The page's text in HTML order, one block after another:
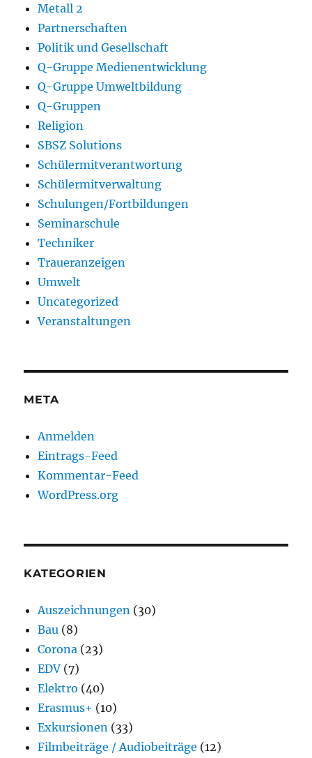
Metall 2
Partnerschaften
Politik und Gesellschaft
Q-Gruppe Medienentwicklung
Q-Gruppe Umweltbildung
Q-Gruppen
Religion
SBSZ Solutions
Schülermitverantwortung
Schülermitverwaltung
Schulungen/Fortbildungen
Seminarschule
Techniker
Traueranzeigen
Umwelt
Uncategorized
Veranstaltungen
META
Anmelden
Eintrags-Feed
Kommentar-Feed
WordPress.org
KATEGORIEN
Auszeichnungen (30)
Bau (8)
Corona (23)
EDV (7)
Elektro (40)
Erasmus+ (10)
Exkursionen (33)
Filmbeiträge / Audiobeiträge (12)